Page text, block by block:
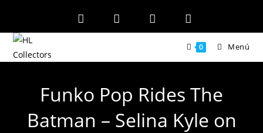
contenido
0 Menú
Funko Pop Rides The
Batman – Selina Kyle on